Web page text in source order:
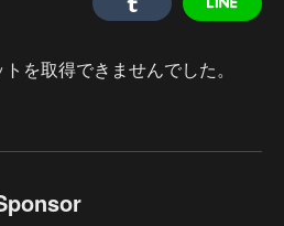
を取得できませんでした。